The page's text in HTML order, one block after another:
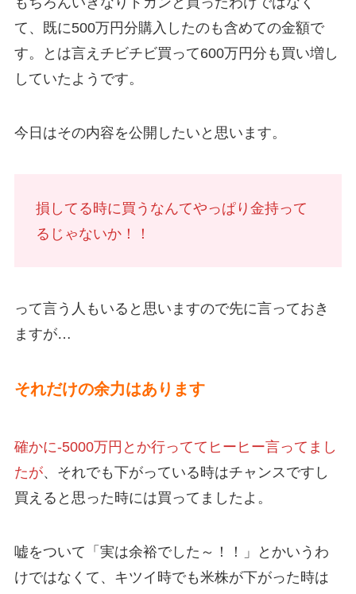
て、既に500万円分購入したのも含めての金額で
す。とは言えチビチビ買って600万円分も買い増し
していたようです。
今日はその内容を公開したいと思います。
損してる時に買うなんてやっぱり金持って
るじゃないか！！
って言う人もいると思いますので先に言っておき
ますが…
それだけの余力はあります
確かに-5000万円とか行っててヒーヒー言ってまし
たが、それでも下がっている時はチャンスですし
買えると思った時には買ってましたよ。
嘘をついて「実は余裕でした～！！」とかいうわ
けではなくて、キツイ時でも米株が下がった時は